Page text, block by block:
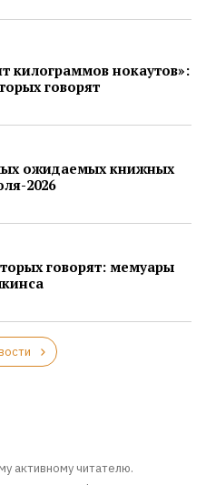
килограммов нокаутов»:
говорят
ожидаемых книжных
2026
говорят: мемуары
активному читателю.